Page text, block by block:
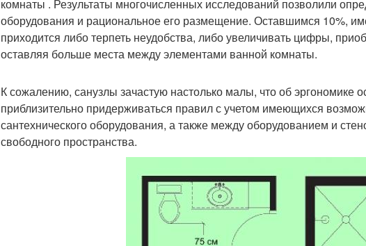
комнаты . Результаты многочисленных исследований позволили
оборудования и рациональное его размещение. Оставшимся 10%,
приходится либо терпеть неудобства, либо увеличивать цифры,
оставляя больше места между элементами ванной комнаты.
К сожалению, санузлы зачастую настолько малы, что об эргономике
приблизительно придерживаться правил с учетом имеющихся
сантехнического оборудования, а также между оборудованием и
свободного пространства.